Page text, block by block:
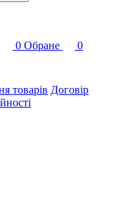
0 Обране
0
товарів Договір